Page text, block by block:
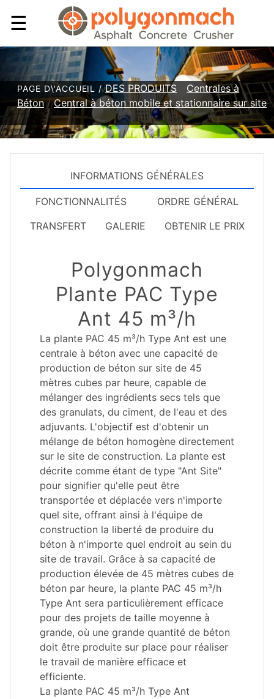
☰
PAGE D\'ACCUEIL /DES PRODUITS
Centrales à
Béton/Central à béton mobile et stationnaire sur site
/
INFORMATIONS GÉNÉRALES
Polygonmach
Plante PAC Type
Ant 45 m³/h
La plante PAC 45 m³/h Type Ant est une
centrale à béton avec une capacité de
production de béton sur site de 45
mètres cubes par heure, capable de
mélanger des ingrédients secs tels que
des granulats, du ciment, de l'eau et des
adjuvants. L'objectif est d'obtenir un
mélange de béton homogène directement
sur le site de construction. La plante est
décrite comme étant de type "Ant Site"
pour signifier qu'elle peut être
transportée et déplacée vers n'importe
quel site, offrant ainsi à l'équipe de
construction la liberté de produire du
béton à n'importe quel endroit au sein du
site de travail. Grâce à sa capacité de
production élevée de 45 mètres cubes de
béton par heure, la plante PAC 45 m³/h
Type Ant sera particulièrement efficace
pour des projets de taille moyenne à
grande, où une grande quantité de béton
doit être produite sur place pour réaliser
le travail de manière efficace et
efficiente.
La plante PAC 45 m³/h Type Ant
FONCTIONNALITÉS
ORDRE GÉNÉRAL
TRANSFERT
GALERIE OBTENIR LE PRIX